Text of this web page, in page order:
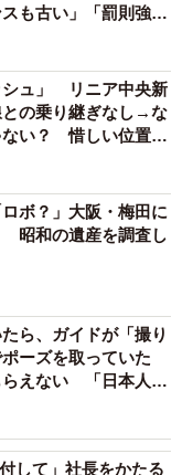
も古い」「罰則強化
シュ」 リニア中央新
の乗り継ぎなし→な
ない？ 惜しい位置関
ボ？」大阪・梅田に
昭和の遺産を調査し
ら、ガイドが「撮り
ーズを取っていた
えない 「日本人は
で3万円払った」
して」社長をかたる